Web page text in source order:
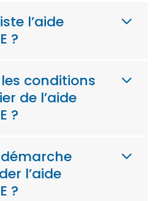
l’aide
?
conditions
de l’aide
?
l’aide
?